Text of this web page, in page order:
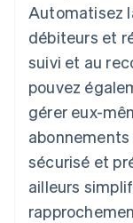
Automatisez
débiteurs et
suivi et au
pouvez
gérer eux-
abonnements
sécurisé et
ailleurs